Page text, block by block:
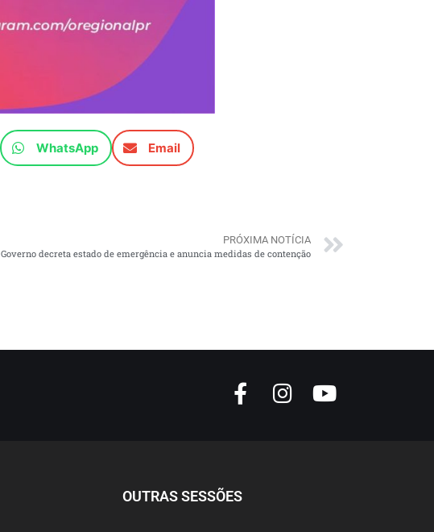
WhatsApp Email
PRÓXIMA NOTÍCIA
Governo decreta estado de emergência e anuncia medidas de contenção
OUTRAS SESSÕES